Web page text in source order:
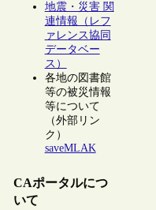
地震・災害 関
連情報（レフ
ァレンス協同
データベー
ス）
各地の図書館
等の被災情報
等について
（外部リン
ク）
saveMLAK
CAポータルにつ
いて